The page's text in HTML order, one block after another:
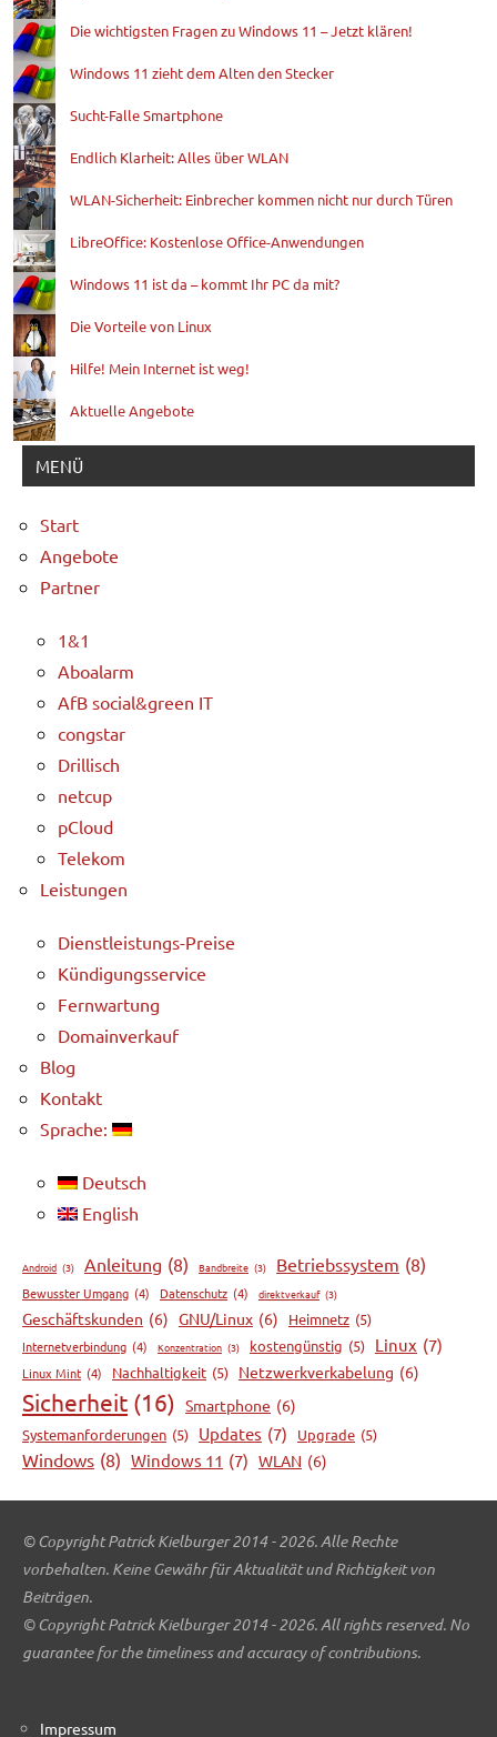
Die wichtigsten Fragen zu Windows 11 – Jetzt klären!
Windows 11 zieht dem Alten den Stecker
Sucht-Falle Smartphone
Endlich Klarheit: Alles über WLAN
WLAN-Sicherheit: Einbrecher kommen nicht nur durch Türen
LibreOffice: Kostenlose Office-Anwendungen
Windows 11 ist da – kommt Ihr PC da mit?
Die Vorteile von Linux
Hilfe! Mein Internet ist weg!
Aktuelle Angebote
MENÜ
Start
Angebote
Partner
1&1
Aboalarm
AfB social&green IT
congstar
Drillisch
netcup
pCloud
Telekom
Leistungen
Dienstleistungs-Preise
Kündigungsservice
Fernwartung
Domainverkauf
Blog
Kontakt
Sprache:
Deutsch
English
Android (3) Anleitung (8) Bandbreite (3) Betriebssystem (8)
Bewusster Umgang (4) Datenschutz (4) direktverkauf (3)
Geschäftskunden (6) GNU/Linux (6) Heimnetz (5)
Internetverbindung (4) Konzentration (3) kostengünstig (5) Linux (7)
Linux Mint (4) Nachhaltigkeit (5) Netzwerkverkabelung (6)
Sicherheit (16) Smartphone (6)
Systemanforderungen (5) Updates (7) Upgrade (5)
Windows (8) Windows 11 (7) WLAN (6)
© Copyright Patrick Kielburger 2014 - 2026. Alle Rechte
vorbehalten. Keine Gewähr für Aktualität und Richtigkeit von
Beiträgen.
© Copyright Patrick Kielburger 2014 - 2026. All rights reserved. No
guarantee for the timeliness and accuracy of contributions.
Impressum